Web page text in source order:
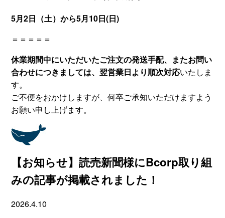
5月2日（土）から5月10日(日)
＝＝＝＝＝
休業期間中にいただいたご注文の発送手配、またお問い
合わせにつきましては、翌営業日より順次対応いたしま
す。
ご不便をおかけしますが、何卒ご承知いただけますよう
お願い申し上げます。
【お知らせ】読売新聞様にBcorp取り組
みの記事が掲載されました！
2026.4.10